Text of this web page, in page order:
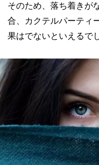
そのため、落ち着きが
合、カクテルパーティ
果はでないといえるで